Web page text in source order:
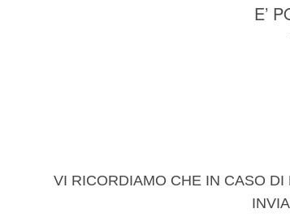
E’
VI RICORDIAMO CHE IN CASO DI